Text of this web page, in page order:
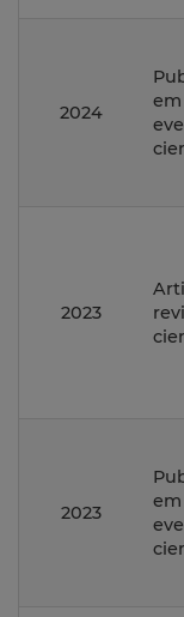
2024
em
2023
2023
em